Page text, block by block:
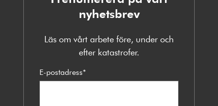
nyhetsbrev
Läs om vårt arbete före, under och
efter katastrofer.
E-postadress*